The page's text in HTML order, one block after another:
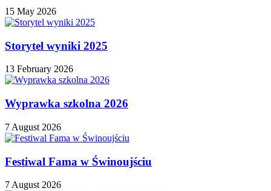
15 May 2026
Storytel wyniki 2025
13 February 2026
Wyprawka szkolna 2026
7 August 2026
Festiwal Fama w Świnoujściu
7 August 2026